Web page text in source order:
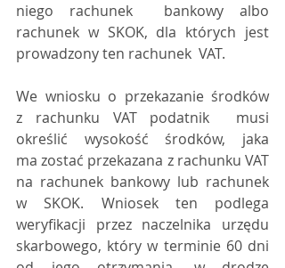
niego rachunek  bankowy albo
rachunek w SKOK, dla których jest
prowadzony ten rachunek  VAT.
We wniosku o przekazanie środków
z rachunku VAT podatnik  musi
określić wysokość środków, jaka
ma zostać przekazana z rachunku VAT
na rachunek bankowy lub rachunek
w SKOK. Wniosek ten podlega
weryfikacji przez naczelnika urzędu
skarbowego, który w terminie 60 dni